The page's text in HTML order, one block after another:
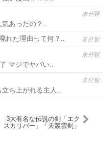
未分類
あったの？..
未分類
れた理由って何？..
未分類
マジでヤバい..
未分類
ち上がれる主人..
3大有名な伝説の剣「エク
スカリバー」「天叢雲剣」